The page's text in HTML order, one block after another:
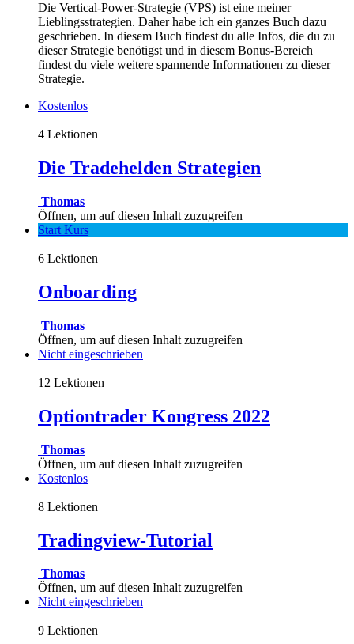
Die Vertical-Power-Strategie (VPS) ist eine meiner
Lieblingsstrategien. Daher habe ich ein ganzes Buch dazu
geschrieben. In diesem Buch findest du alle Infos, die du zu
dieser Strategie benötigst und in diesem Bonus-Bereich
findest du viele weitere spannende Informationen zu dieser
Strategie.
Kostenlos
4 Lektionen
Die Tradehelden Strategien
Thomas
Öffnen, um auf diesen Inhalt zuzugreifen
Start Kurs
6 Lektionen
Onboarding
Thomas
Öffnen, um auf diesen Inhalt zuzugreifen
Nicht eingeschrieben
12 Lektionen
Optiontrader Kongress 2022
Thomas
Öffnen, um auf diesen Inhalt zuzugreifen
Kostenlos
8 Lektionen
Tradingview-Tutorial
Thomas
Öffnen, um auf diesen Inhalt zuzugreifen
Nicht eingeschrieben
9 Lektionen